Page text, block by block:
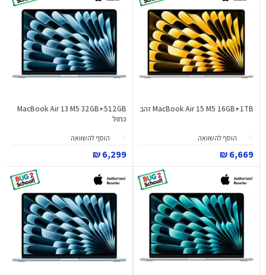
MacBook Air 15 M5 16GB+1TB זהב
הוסף להשוואה
6,669 ₪
MacBook Air 13 M5 32GB+512GB
כחול
הוסף להשוואה
6,299 ₪